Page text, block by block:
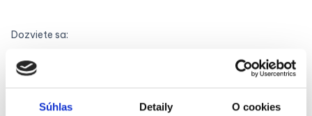
Súhlas Detaily O cookies
Dozviete sa:
✨ aké sú skúsenosti s Mostíkom do Omegy v každodennom
používaní
✨ aké výsledky prinieslo prepojenie Doklado + Omega